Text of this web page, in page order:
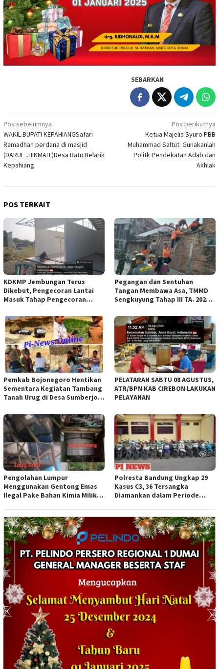
SEBARKAN
Navigasi
pos
Pos sebelumnya
WAKIL BUPATI KEPAHIANGSafari
Ramadhan perdana di masjid
(DARUL ..HIKMAH )Desa Batu Belarik
Kepahiang.
Pos berikutnya
Ketua Majelis Syuro PBB
Muhammad Saltut: Gunakanlah
Politk Pendekatan Adab dan
Akhlak
POS TERKAIT
KDKMP Jembungan Terus
Dikebut, Pengecoran Lantai
Masuk Tahap Pengecoran
Pegangan dan Sentuhan
Tangan Membawa Asa, TMMD
Sengkuyung Tahap III TA. 2026
Pemkab Bojonegoro Hentikan
Sementara Kegiatan Tambang
Tanah Urug di Desa Sumberjo
Lintas Instansi
PELATARAN SABTU 08 AGUSTUS,
ATR/BPN KAB CIREBON LAKUKAN
PELAYANAN
Pengolahan Lumpur
Menggunakan Gentong Emas
Ilegal Pake Bahan Kimia Milik
Aparat Penegak Hukum ( APH )
Jangan Sampai Diam Saja
Polresta Bandung Ungkap 29
Kasus C3, 36 Tersangka
Diamankan dalam Periode